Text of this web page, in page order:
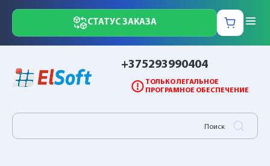
СТАТУС ЗАКАЗА
+375293990404
ТОЛЬКО ЛЕГАЛЬНОЕ
ПРОГРАМНОЕ ОБЕСПЕЧЕНИЕ